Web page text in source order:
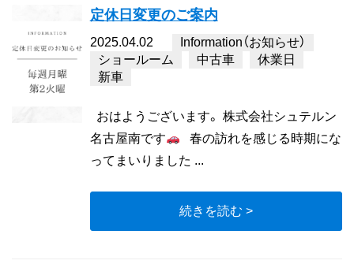
定休日変更のご案内
2025.04.02
Information（お知らせ）
ショールーム
中古車
休業日
新車
おはようございます。 株式会社シュテルン
名古屋南です
春の訪れを感じる時期にな
ってまいりました ...
続きを読む >